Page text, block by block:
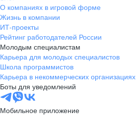
О компаниях в игровой форме
Жизнь в компании
ИТ-проекты
Рейтинг работодателей России
Молодым специалистам
Карьера для молодых специалистов
Школа программистов
Карьера в некоммерческих организациях
Боты для уведомлений
Мобильное приложение